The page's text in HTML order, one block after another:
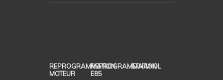
REPROGRAMMATION
MOTEUR
REPROGRAMMATION
E85
ETHANOL